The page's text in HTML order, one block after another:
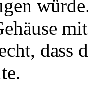
dass